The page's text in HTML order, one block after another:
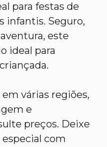
para festas de
infantis. Seguro,
este
ideal para
várias regiões,
e
preços. Deixe
com